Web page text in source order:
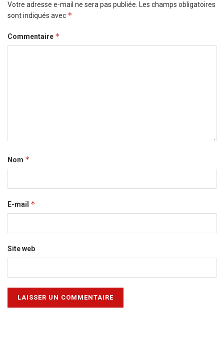
Votre adresse e-mail ne sera pas publiée. Les champs obligatoires
sont indiqués avec *
Commentaire *
Nom *
E-mail *
Site web